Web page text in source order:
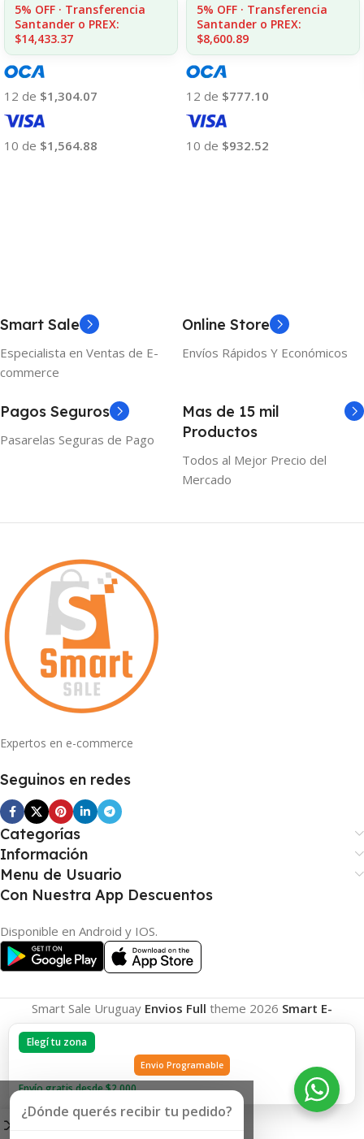
Elegí tu zona
Envio Programable
Envío gratis desde $2.000
5% OFF · Transferencia
Santander o PREX:
$14,433.37
12 de $1,304.07
10 de $1,564.88
5% OFF · Transferencia
Santander o PREX:
$8,600.89
12 de $777.10
10 de $932.52
Smart Sale
Especialista en Ventas de E-
commerce
Online Store
Envíos Rápidos Y Económicos
Pagos Seguros
Pasarelas Seguras de Pago
Mas de 15 mil
Productos
Todos al Mejor Precio del
Mercado
Expertos en e-commerce
Seguinos en redes
Categorías
Información
Menu de Usuario
Con Nuestra App Descuentos
Disponible en Android y IOS.
Smart Sale Uruguay Envios Full theme 2026 Smart E-
Commerce.
¿Dónde querés recibir tu pedido?